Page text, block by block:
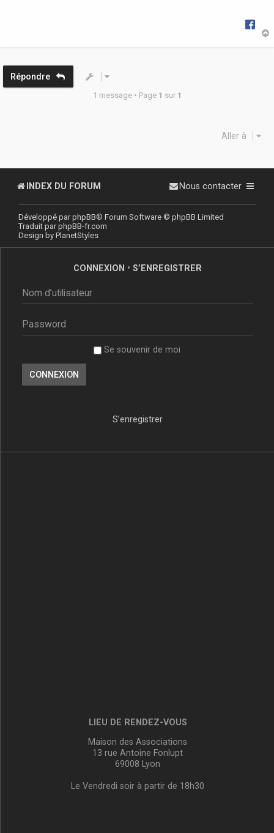
Répondre
1 message • Page 1 sur 1
Aller à
INDEX DU FORUM Nous contacter
Développé parphpBB® Forum Software © phpBB Limited
Traduit parphpBB-fr.com
Design by PlanetStyles
CONNEXION • S’ENREGISTRER
Se souvenir de moi
S’enregistrer
LIEU DE RENDEZ-VOUS
Maison des Associations
13 rue Antoine Fonlupt
69008 Lyon
Le Vendredi soir à partir de 18h30